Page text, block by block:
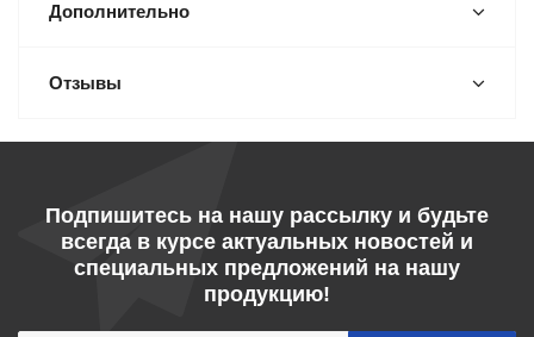
Дополнительно
Отзывы
Подпишитесь на нашу рассылку и будьте
всегда в курсе актуальных новостей и
специальных предложений на нашу
продукцию!